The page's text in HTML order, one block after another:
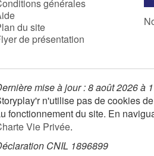
générales
du site
de présentation
mise à jour : 8 août 2026 à
n'utilise pas de cookies
fonctionnement du site. En
Vie Privée.
CNIL 1896899